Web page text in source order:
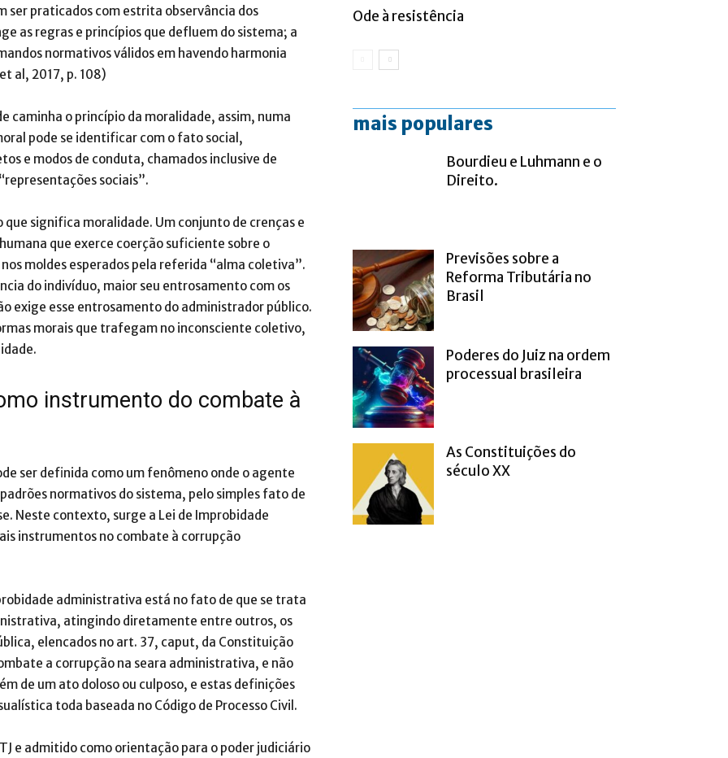
praticados com estrita observância dos
as regras e princípios que defluem do sistema; a
normativos válidos em havendo harmonia
al, 2017, p. 108)
caminha o princípio da moralidade, assim, numa
pode se identificar com o fato social,
e modos de conduta, chamados inclusive de
sociais”.
significa moralidade. Um conjunto de crenças e
que exerce coerção suficiente sobre o
moldes esperados pela referida “alma coletiva”.
do indivíduo, maior seu entrosamento com os
exige esse entrosamento do administrador público.
morais que trafegam no inconsciente coletivo,
instrumento do combate à
ser definida como um fenômeno onde o agente
normativos do sistema, pelo simples fato de
Neste contexto, surge a Lei de Improbidade
instrumentos no combate à corrupção
administrativa está no fato de que se trata
atingindo diretamente entre outros, os
elencados no art. 37, caput, da Constituição
a corrupção na seara administrativa, e não
de um ato doloso ou culposo, e estas definições
toda baseada no Código de Processo Civil.
e admitido como orientação para o poder judiciário
Ode à resistência
mais populares
Bourdieu e Luhmann e o
Direito.
Previsões sobre a
Reforma Tributária no
Brasil
Poderes do Juiz na ordem
processual brasileira
As Constituições do
século XX